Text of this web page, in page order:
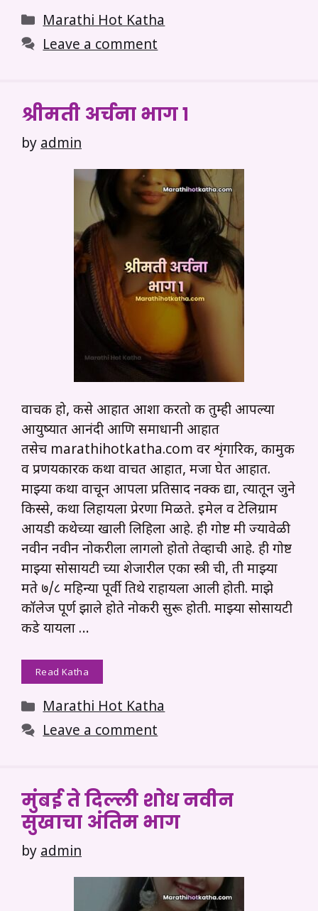
Categories
Marathi Hot Katha
Leave a comment
श्रीमती अर्चना भाग १
by admin
वाचक हो, कसे आहात आशा करतो की तुम्ही आपल्या
आयुष्यात आनंदी आणि समाधानी आहात
तसेच marathihotkatha.com वर शृंगारिक, कामुक
व प्रणयकारक कथा वाचत आहात, मजा घेत आहात.
माझ्या कथा वाचून आपला प्रतिसाद नक्की द्या, त्यातून जुने
किस्से, कथा लिहायला प्रेरणा मिळते. इमेल व टेलिग्राम
आयडी कथेच्या खाली लिहिला आहे. ही गोष्ट मी ज्यावेळी
नवीन नवीन नोकरीला लागलो होतो तेव्हाची आहे. ही गोष्ट
माझ्या सोसायटी च्या शेजारील एका स्त्री ची, ती माझ्या
मते ७/८ महिन्या पूर्वी तिथे राहायला आली होती. माझे
कॉलेज पूर्ण झाले होते नोकरी सुरू होती. माझ्या सोसायटी
कडे यायला …
Read Katha
Categories
Marathi Hot Katha
Leave a comment
मुंबई ते दिल्ली शोध नवीन
सुखाचा अंतिम भाग
by admin